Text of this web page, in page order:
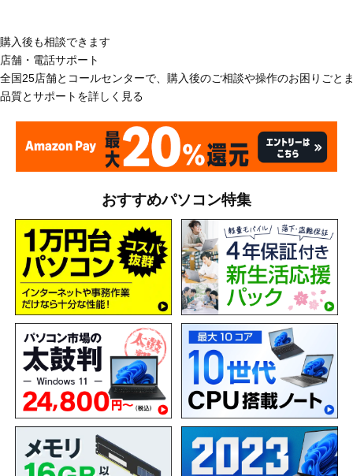
購入後も相談できます
店舗・電話サポート
全国25店舗とコールセンターで、購入後のご相談や操作のお困りごと
品質とサポートを詳しく見る
おすすめパソコン特集